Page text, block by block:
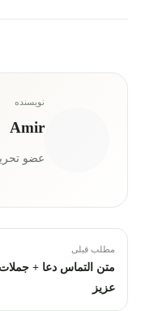
نویسنده
Amir
عضو
مطلب قبلی
متن التماس دعا + جملات
عزیز